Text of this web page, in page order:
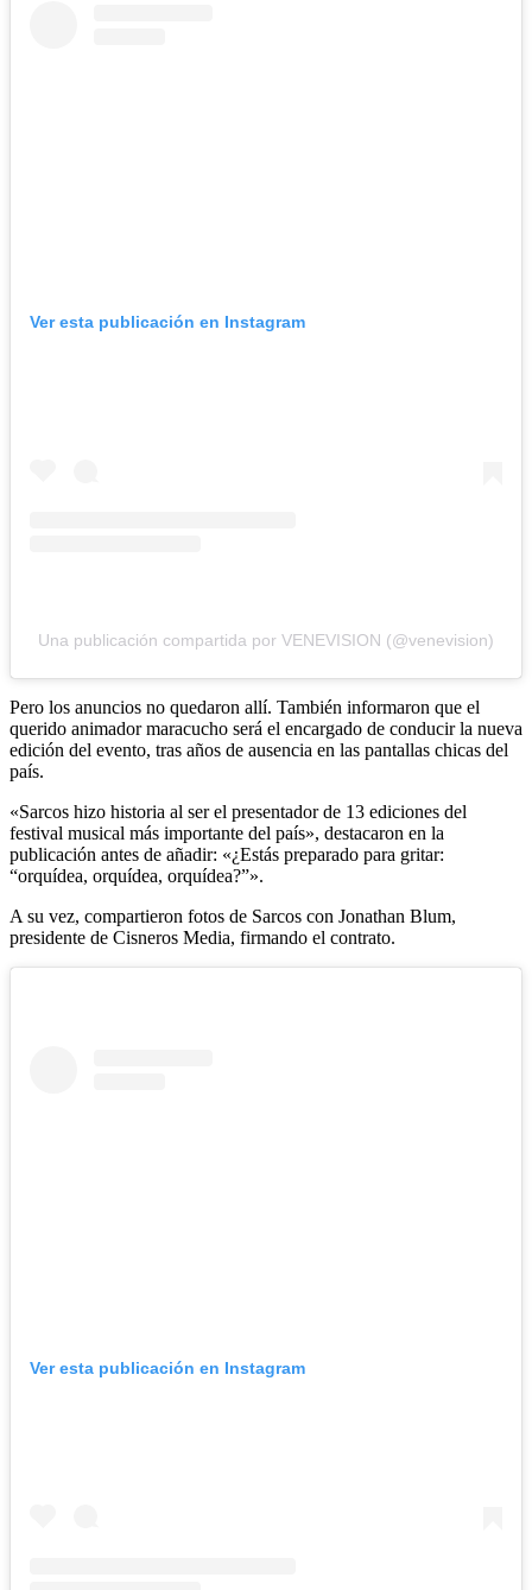
Ver esta publicación en Instagram
Una publicación compartida por VENEVISION (@venevision)
Pero los anuncios no quedaron allí. También informaron que el
querido animador maracucho será el encargado de conducir la nueva
edición del evento, tras años de ausencia en las pantallas chicas del
país.
«Sarcos hizo historia al ser el presentador de 13 ediciones del
festival musical más importante del país», destacaron en la
publicación antes de añadir: «¿Estás preparado para gritar:
“orquídea, orquídea, orquídea?”».
A su vez, compartieron fotos de Sarcos con Jonathan Blum,
presidente de Cisneros Media, firmando el contrato.
Ver esta publicación en Instagram